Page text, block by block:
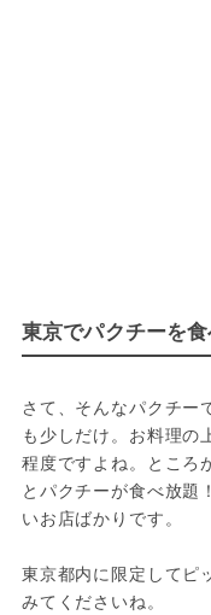
東京でパクチーを
さて、そんなパクチー
も少しだけ。お料理の
程度ですよね。ところ
とパクチーが食べ放題
いお店ばかりです。
東京都内に限定してピ
みてくださいね。